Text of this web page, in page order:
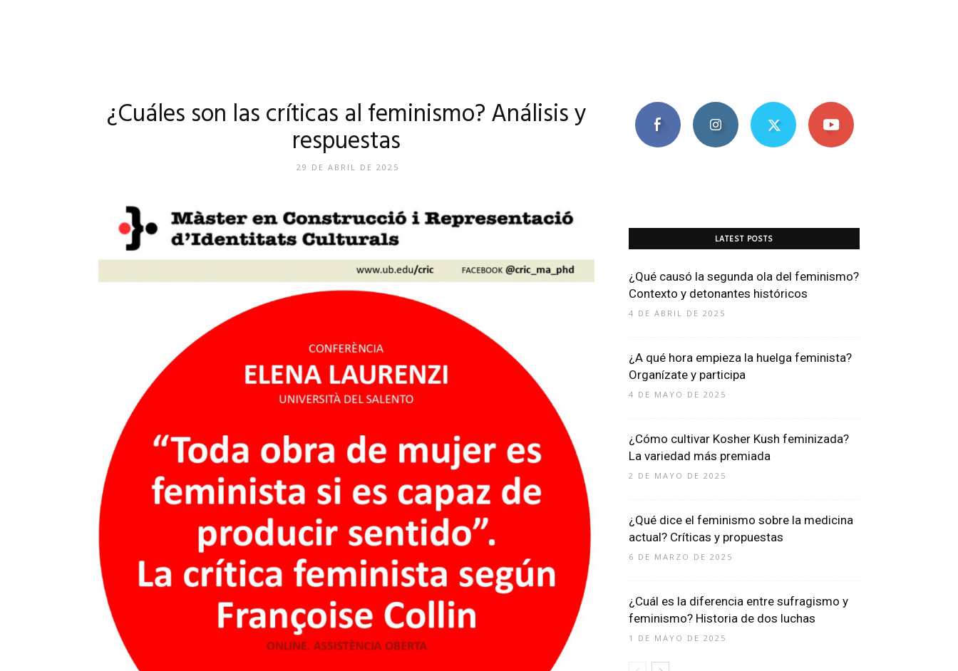
¿Cuáles son las críticas al feminismo? Análisis y
respuestas
29 DE ABRIL DE 2025
LATEST POSTS
¿Qué causó la segunda ola del feminismo?
Contexto y detonantes históricos
4 DE ABRIL DE 2025
¿A qué hora empieza la huelga feminista?
Organízate y participa
4 DE MAYO DE 2025
¿Cómo cultivar Kosher Kush feminizada?
La variedad más premiada
2 DE MAYO DE 2025
¿Qué dice el feminismo sobre la medicina
actual? Críticas y propuestas
6 DE MARZO DE 2025
¿Cuál es la diferencia entre sufragismo y
feminismo? Historia de dos luchas
1 DE MAYO DE 2025